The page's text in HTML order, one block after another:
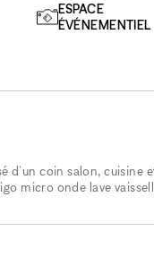
ESPACE
ÉVÉNEMENTIEL
coin salon, cuisine
micro onde lave